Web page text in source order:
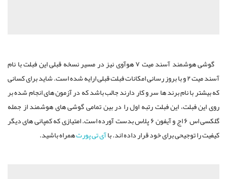
گوشی هوشمند آسند میت ۷ هوآوی نیز در مسیر نسخه قبلی این فبلت با نام
آسند میت ۲ و با بروز رسانی امکانات فبلت قبلی ارایه شده است. شاید برای کسانی
که بیشتر با نام برند ها سر و کار دارند جالب باشد که در آزمون های انجام شده بر
روی این فبلت، این فبلت رتبه اول را در بین تمامی گوشی های هوشمند از جمله
گلکسی اس ۶ اج و آیفون ۶ پلاس بدست آورده است. امتیازی که کمپانی های دیگر
کیفیت را توجیحی برای خود قرار داده اند. باآی تی پورتهمراه باشید.